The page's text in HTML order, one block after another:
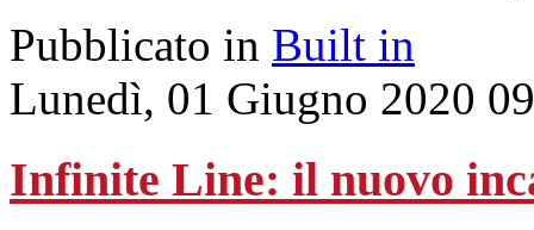
Pubblicato in Built in
Lunedì, 01 Giugno 2020
Infinite Line: il nuovo